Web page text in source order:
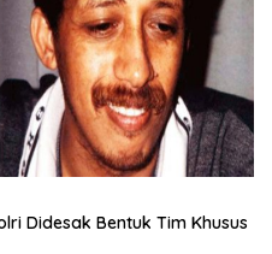
Didesak Bentuk Tim Khusus